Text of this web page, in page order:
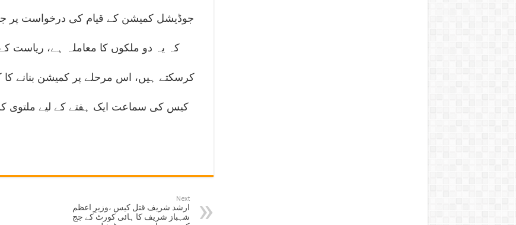
جوڈیشل کمیشن کے قیام کی درخواست پر
کہ یہ دو ملکوں کا معاملہ ہے، ریاست
کرسکتے ہیں، اس مرحلے پر کمیشن بنانے کا
کیس کی سماعت ایک ہفتے کے لیے ملتوی
Next
ارشد شریف قتل کیس ،وزیرِ اعظم
شہباز شریف کا ہائی کورٹ کے جج